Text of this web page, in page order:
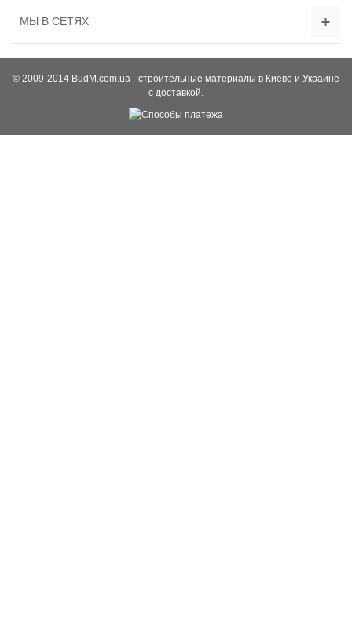
МЫ В СЕТЯХ
© 2009-2014 BudM.com.ua - строительные материалы в Киеве и Украине
с доставкой.